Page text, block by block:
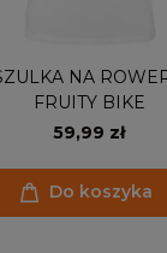
NA
FRUITY BIKE
59,99 zł
Do koszyka